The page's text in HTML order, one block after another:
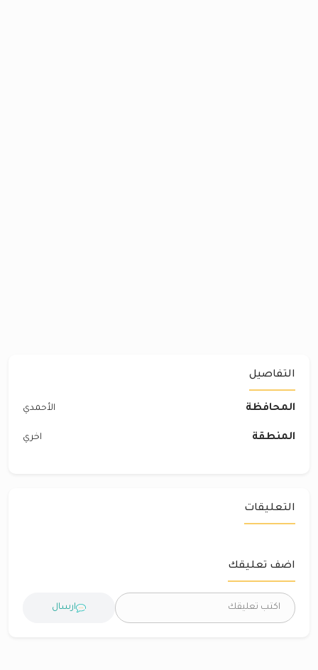
التفاصيل
المحافظة الأحمدي
المنطقة اخري
التعليقات
اضف تعليقك
ارسال